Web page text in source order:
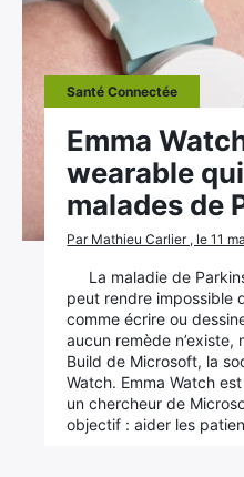
Santé Connectée
Emma
wearable
malades de
Par Mathieu Carlier , le 11
La maladie de
peut rendre impossible
comme écrire ou
aucun remède
Build de Microsoft, la
Watch. Emma Watch
un chercheur de
objectif : aider les